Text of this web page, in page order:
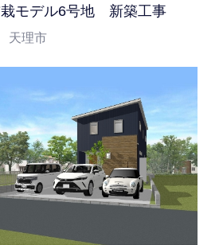
栽モデル6号地 新築工事
天理市